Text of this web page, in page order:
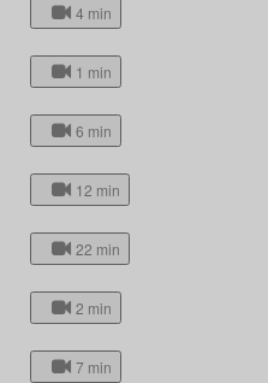
4 min
1 min
6 min
12 min
22 min
2 min
7 min